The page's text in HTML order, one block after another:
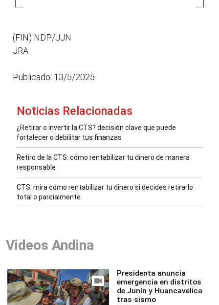
(FIN) NDP/JJN
JRA
Publicado: 13/5/2025
Noticias Relacionadas
¿Retirar o invertir la CTS? decisión clave que puede
fortalecer o debilitar tus finanzas
Retiro de la CTS: cómo rentabilizar tu dinero de manera
responsable
CTS: mira cómo rentabilizar tu dinero si decides retirarlo
total o parcialmente
Videos Andina
Presidenta anuncia
emergencia en distritos
de Junín y Huancavelica
tras sismo